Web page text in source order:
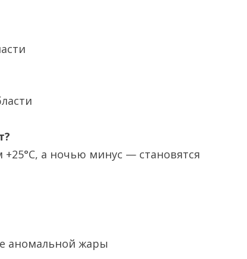
а ночью минус — становятся
аномальной жары